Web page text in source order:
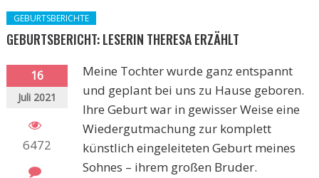
GEBURTSBERICHTE
GEBURTSBERICHT: LESERIN THERESA ERZÄHLT
16
Juli 2021
6472
Meine Tochter wurde ganz entspannt
und geplant bei uns zu Hause geboren.
Ihre Geburt war in gewisser Weise eine
Wiedergutmachung zur komplett
künstlich eingeleiteten Geburt meines
Sohnes – ihrem großen Bruder.